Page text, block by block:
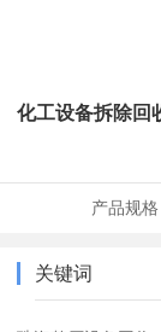
化工设备拆除回
产品规格
关键词